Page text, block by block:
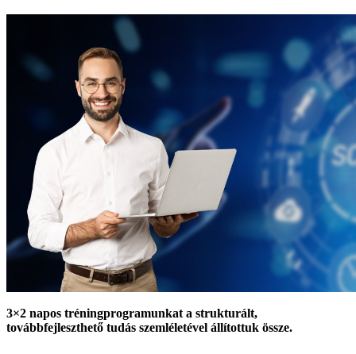
3×2 napos tréningprogramunkat a strukturált,
továbbfejleszthető tudás szemléletével állítottuk össze.